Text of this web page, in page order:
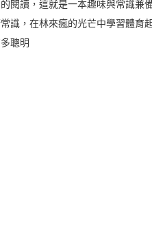
閱讀，這就是一本趣味與常識兼
識，在林來瘋的光芒中學習體育
聰明